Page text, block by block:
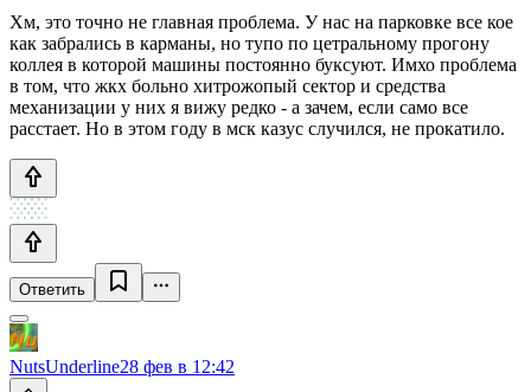
Хм, это точно не главная проблема. У нас на парковке все кое
как забрались в карманы, но тупо по цетральному прогону
коллея в которой машины постоянно буксуют. Имхо проблема
в том, что жкх больно хитрожопый сектор и средства
механизации у них я вижу редко - а зачем, если само все
расстает. Но в этом году в мск казус случился, не прокатило.
Ответить
NutsUnderline28 фев в 12:42